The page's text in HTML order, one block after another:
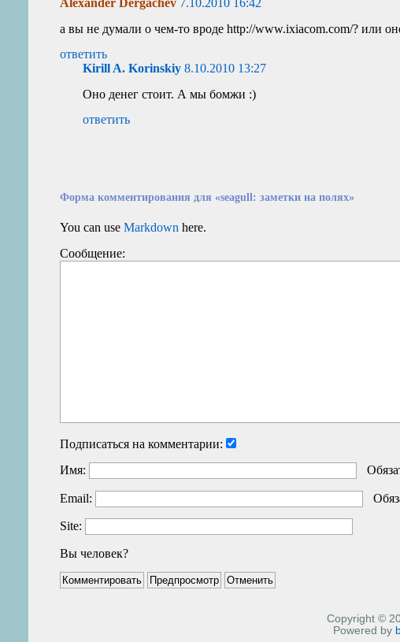
Alexander Dergachev 7.10.2010 16:42
а вы не думали о чем-то вроде http://www.ixiacom.com/? или
ответить
Kirill A. Korinskiy 8.10.2010 13:27
Оно денег стоит. А мы бомжи :)
ответить
Форма комментирования для «seagull: заметки на полях»
You can useMarkdown here.
Сообщение:
Подписаться на комментарии:
Имя:
Email:
Site:
Вы человек?
Copyright ©
Powered by